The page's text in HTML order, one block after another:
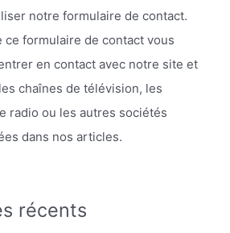
notre formulaire de contact.
ce formulaire de contact vous
en contact avec notre site et
chaînes de télévision, les
radio ou les autres sociétés
dans nos articles.
récents